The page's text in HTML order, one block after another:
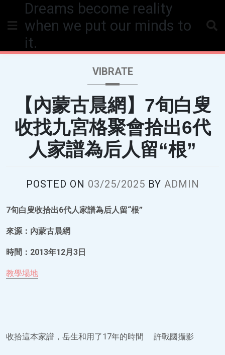
content
Dreams become reality
when we put our minds to
it.
VIBRATE
【內蒙古晨網】7旬白叟
收找九宮格聚會拾出6代
人家譜為后人留“根”
POSTED ON 03/25/2025 BY ADMIN
7旬白叟收拾出6代人家譜為后人留“根”
來源：內蒙古晨網
時間：2013年12月3日
教學場地
收拾這本家譜，岳生和用了17年的時間 許戰國攝影